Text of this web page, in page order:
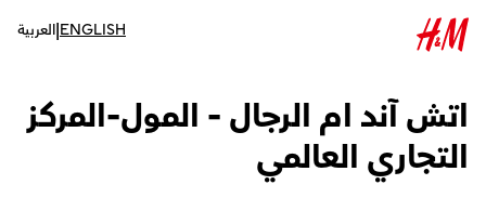
ENGLISH
|العربية
اتش آند ام الرجال - المول-المركز
التجاري العالمي